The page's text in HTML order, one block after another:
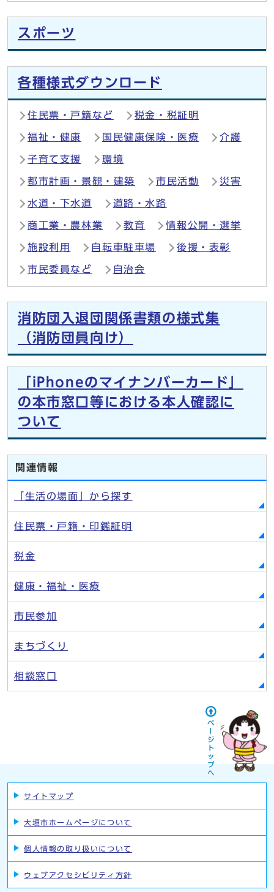
スポーツ
各種様式ダウンロード
住民票・戸籍など 税金・税証明
福祉・健康 国民健康保険・医療 介護
子育て支援 環境
都市計画・景観・建築 市民活動 災害
水道・下水道 道路・水路
商工業・農林業 教育 情報公開・選挙
施設利用 自転車駐車場 後援・表彰
市民委員など 自治会
消防団入退団関係書類の様式集
（消防団員向け）
「iPhoneのマイナンバーカード」
の本市窓口等における本人確認に
ついて
関連情報
「生活の場面」から探す
住民票・戸籍・印鑑証明
税金
健康・福祉・医療
市民参加
まちづくり
相談窓口
サイトマップ
大垣市ホームページについて
個人情報の取り扱いについて
ウェブアクセシビリティ方針